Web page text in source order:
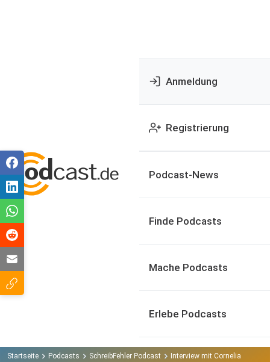
Anmeldung
Registrierung
Podcast-News
Finde Podcasts
Mache Podcasts
Erlebe Podcasts
Startseite Podcasts SchreibFehler Podcast Interview mit Cornelia Richter